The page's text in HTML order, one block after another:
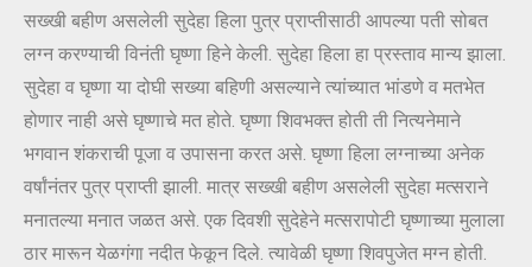
सख्खी बहीण असलेली सुदेहा हिला पुत्र प्राप्तीसाठी आपल्या पती सोबत
लग्न करण्याची विनंती घृष्णा हिने केली. सुदेहा हिला हा प्रस्ताव मान्य झाला.
सुदेहा व घृष्णा या दोघी सख्या बहिणी असल्याने त्यांच्यात भांडणे व मतभेत
होणार नाही असे घृष्णाचे मत होते. घृष्णा शिवभक्त होती ती नित्यनेमाने
भगवान शंकराची पूजा व उपासना करत असे. घृष्णा हिला लग्नाच्या अनेक
वर्षांनंतर पुत्र प्राप्ती झाली. मात्र सख्खी बहीण असलेली सुदेहा मत्सराने
मनातल्या मनात जळत असे. एक दिवशी सुदेहेने मत्सरापोटी घृष्णाच्या मुलाला
ठार मारून येळगंगा नदीत फेकून दिले. त्यावेळी घृष्णा शिवपुजेत मग्न होती.